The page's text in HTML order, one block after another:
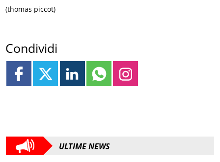
(thomas piccot)
Condividi
ULTIME NEWS